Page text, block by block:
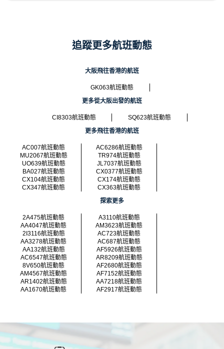
追蹤更多航班動態
大阪飛往香港的航班
GK063航班動態
更多從大阪出發的航班
CI8303航班動態
SQ623航班動態
更多飛往香港的航班
AC007航班動態
AC6286航班動態
MU2067航班動態
TR974航班動態
UO639航班動態
JL7037航班動態
BA027航班動態
CX0377航班動態
CX104航班動態
CX174航班動態
CX347航班動態
CX363航班動態
探索更多
2A475航班動態
A3110航班動態
AA4047航班動態
AM3623航班動態
2I3116航班動態
AC723航班動態
AA3278航班動態
AC687航班動態
AA132航班動態
AF5926航班動態
AC6547航班動態
AR8209航班動態
8V650航班動態
AF2680航班動態
AM4567航班動態
AF7152航班動態
AR1402航班動態
AA7218航班動態
AA1670航班動態
AF2917航班動態